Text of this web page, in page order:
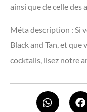
ainsi que de celle des
Méta description : Si
Black and Tan, et que
cocktails, lisez notre